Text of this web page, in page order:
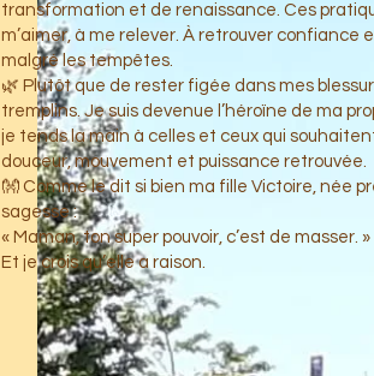
transformation et de renaissance. Ces
m’aimer, à me relever. À retrouver confiance
malgré les tempêtes.
🌿 Plutôt que de rester figée dans mes
tremplins. Je suis devenue l’héroïne de ma
je tends la main à celles et ceux qui
douceur, mouvement et puissance retrouvée.
👐 Comme le dit si bien ma fille Victoire, née
sagesse :
« Maman, ton super pouvoir, c’est de masser. »
Et je crois qu’elle a raison.